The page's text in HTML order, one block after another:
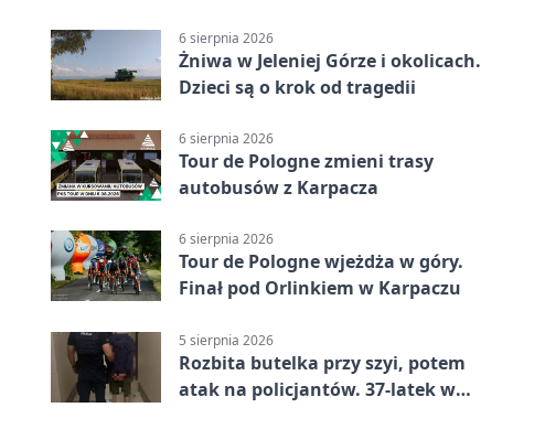
6 sierpnia 2026
Żniwa w Jeleniej Górze i okolicach.
Dzieci są o krok od tragedii
6 sierpnia 2026
Tour de Pologne zmieni trasy
autobusów z Karpacza
6 sierpnia 2026
Tour de Pologne wjeżdża w góry.
Finał pod Orlinkiem w Karpaczu
5 sierpnia 2026
Rozbita butelka przy szyi, potem
atak na policjantów. 37-latek w